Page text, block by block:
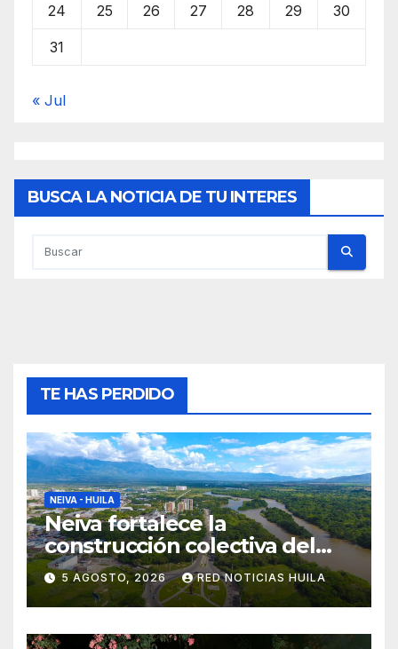
24 25 26 27 28 29 30
31
« Jul
BUSCA LA NOTICIA DE TU INTERES
TE HAS PERDIDO
NEIVA - HUILA
Neiva fortalece la
construcción colectiva del
POT
5 AGOSTO, 2026 RED NOTICIAS HUILA